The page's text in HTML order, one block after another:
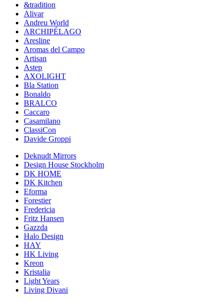
&tradition
Alivar
Andreu World
ARCHIPÉLAGO
Aresline
Aromas del Campo
Artisan
Astep
AXOLIGHT
Bla Station
Bonaldo
BRALCO
Caccaro
Casamilano
ClassiCon
Davide Groppi
Deknudt Mirrors
Design House Stockholm
DK HOME
DK Kitchen
Eforma
Forestier
Fredericia
Fritz Hansen
Gazzda
Halo Design
HAY
HK Living
Kreon
Kristalia
Light Years
Living Divani